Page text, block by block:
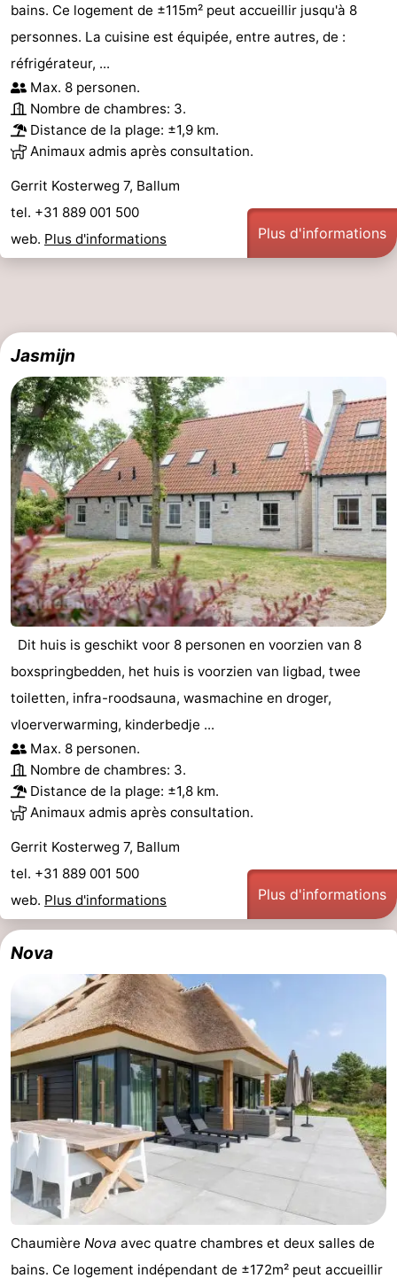
bains. Ce logement de ±115m² peut accueillir jusqu'à 8
personnes. La cuisine est équipée, entre autres, de :
réfrigérateur, ...
Max. 8 personen.
Nombre de chambres: 3.
Distance de la plage: ±1,9 km.
Animaux admis après consultation.
Gerrit Kosterweg 7, Ballum
tel. +31 889 001 500
web. Plus d'informations Plus d'informations
Jasmijn
Dit huis is geschikt voor 8 personen en voorzien van 8
boxspringbedden, het huis is voorzien van ligbad, twee
toiletten, infra-roodsauna, wasmachine en droger,
vloerverwarming, kinderbedje ...
Max. 8 personen.
Nombre de chambres: 3.
Distance de la plage: ±1,8 km.
Animaux admis après consultation.
Gerrit Kosterweg 7, Ballum
tel. +31 889 001 500
web. Plus d'informations Plus d'informations
Nova
Chaumière Nova avec quatre chambres et deux salles de
bains. Ce logement indépendant de ±172m² peut accueillir